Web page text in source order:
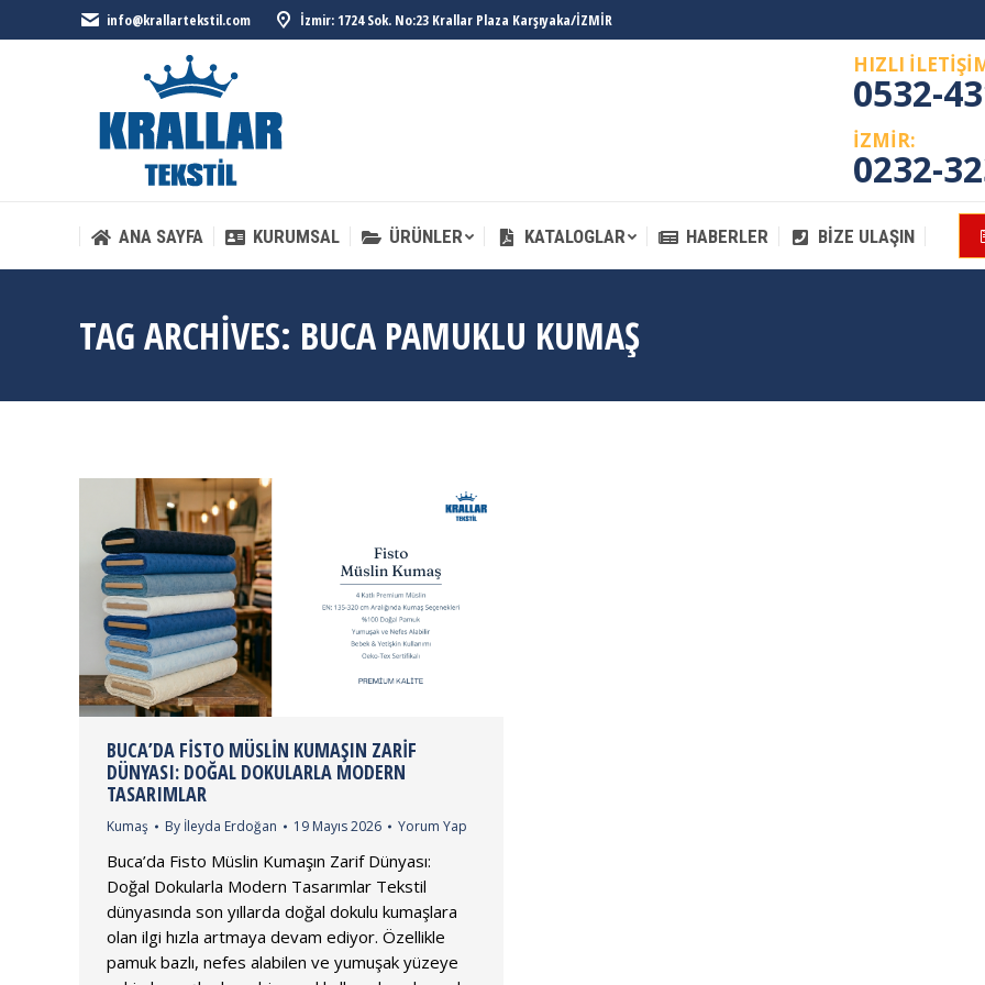
info@krallartekstil.com İzmir: 1724 Sok. No:23 Krallar Plaza Karşıyaka/İZMİR
HIZLI
0532-
İZMİR:
0232-
ANA SAYFA KURUMSAL ÜRÜNLER KATALOGLAR HABERLER BIZE ULAŞIN
TAG ARCHIVES: BUCA PAMUKLU KUMAŞ
BUCA’DA FISTO MÜSLIN KUMAŞIN ZARIF
DÜNYASI: DOĞAL DOKULARLA MODERN
TASARIMLAR
Kumaş By İleyda Erdoğan 19 Mayıs 2026 Yorum Yap
Buca’da Fisto Müslin Kumaşın Zarif Dünyası:
Doğal Dokularla Modern Tasarımlar Tekstil
dünyasında son yıllarda doğal dokulu kumaşlara
olan ilgi hızla artmaya devam ediyor. Özellikle
pamuk bazlı, nefes alabilen ve yumuşak yüzeye
ANA SAYFA KURUMSAL ÜRÜNLER KATALOGLAR HABERLER BIZE ULAŞIN